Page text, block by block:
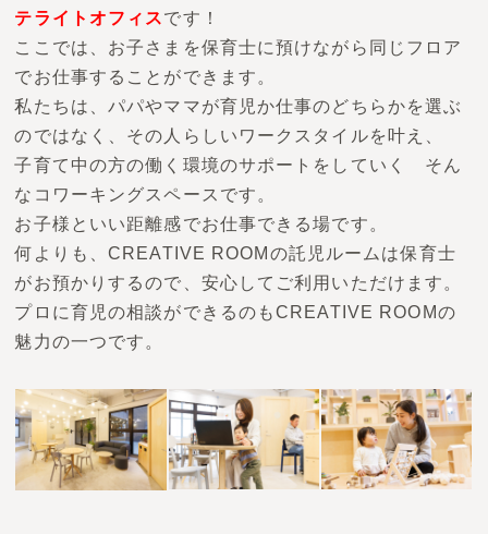
テライトオフィスです！
ここでは、お子さまを保育士に預けながら同じフロア
でお仕事することができます。
私たちは、パパやママが育児か仕事のどちらかを選ぶ
のではなく、その人らしいワークスタイルを叶え、
子育て中の方の働く環境のサポートをしていく そん
なコワーキングスペースです。
お子様といい距離感でお仕事できる場です。
何よりも、CREATIVE ROOMの託児ルームは保育士
がお預かりするので、安心してご利用いただけます。
プロに育児の相談ができるのもCREATIVE ROOMの
魅力の一つです。